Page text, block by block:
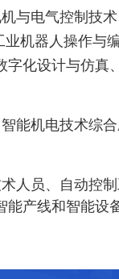
与电气控制技
机器人操作
化设计与仿真
能机电技术综合
人员 、 自动控
产线和智能设